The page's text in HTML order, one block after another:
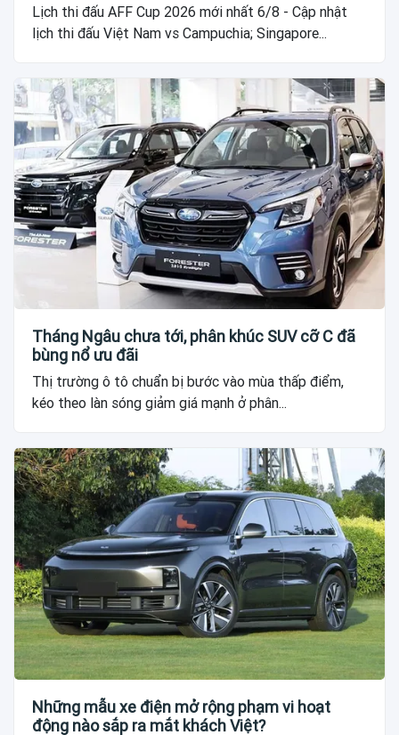
Lịch thi đấu AFF Cup 2026 mới nhất 6/8 - Cập nhật
lịch thi đấu Việt Nam vs Campuchia; Singapore...
Tháng Ngâu chưa tới, phân khúc SUV cỡ C đã
bùng nổ ưu đãi
Thị trường ô tô chuẩn bị bước vào mùa thấp điểm,
kéo theo làn sóng giảm giá mạnh ở phân...
Những mẫu xe điện mở rộng phạm vi hoạt
động nào sắp ra mắt khách Việt?